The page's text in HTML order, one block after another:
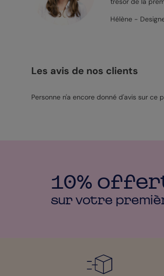
Hélène -
Les avis de nos clients
Personne n'a encore donné d'avis sur ce
10%
sur votre